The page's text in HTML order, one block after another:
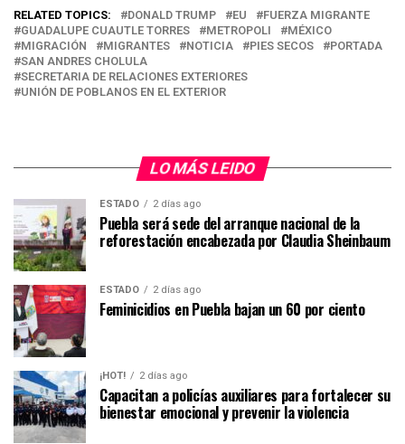
RELATED TOPICS: DONALD TRUMP EU
FUERZA MIGRANTE
GUADALUPE CUAUTLE TORRES
METROPOLI
MÉXICO
MIGRACIÓN
MIGRANTES NOTICIA PIES SECOS
PORTADA
SAN ANDRES CHOLULA
SECRETARIA DE RELACIONES EXTERIORES
UNIÓN DE POBLANOS EN EL EXTERIOR
LO MÁS LEIDO
ESTADO 2 días ago
Puebla será sede del arranque nacional de la
reforestación encabezada por Claudia Sheinbaum
ESTADO 2 días ago
Feminicidios en Puebla bajan un 60 por ciento
¡HOT! 2 días ago
Capacitan a policías auxiliares para fortalecer su
bienestar emocional y prevenir la violencia